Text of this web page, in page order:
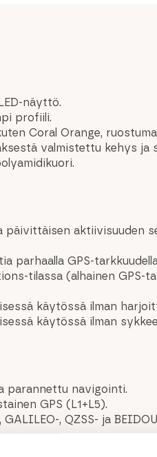
näyttö.
profiili.
Coral Orange,
valmistettu kehys ja
aktiivisuuden
parhaalla GPS-
tilassa (alhainen GPS-
käytössä ilman
käytössä ilman
parannettu navigointi.
GPS (L1+L5).
GALILEO-, QZSS- ja
ulkoilukartoille.